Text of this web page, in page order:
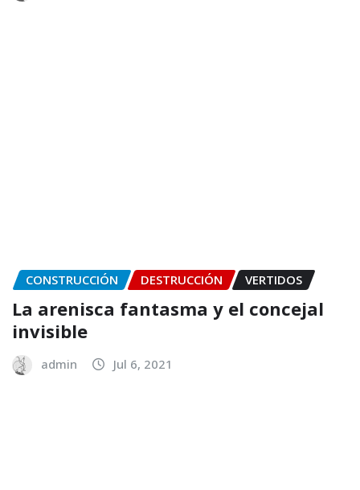
CONSTRUCCIÓN DESTRUCCIÓN VERTIDOS
La arenisca fantasma y el concejal
invisible
admin Jul 6, 2021